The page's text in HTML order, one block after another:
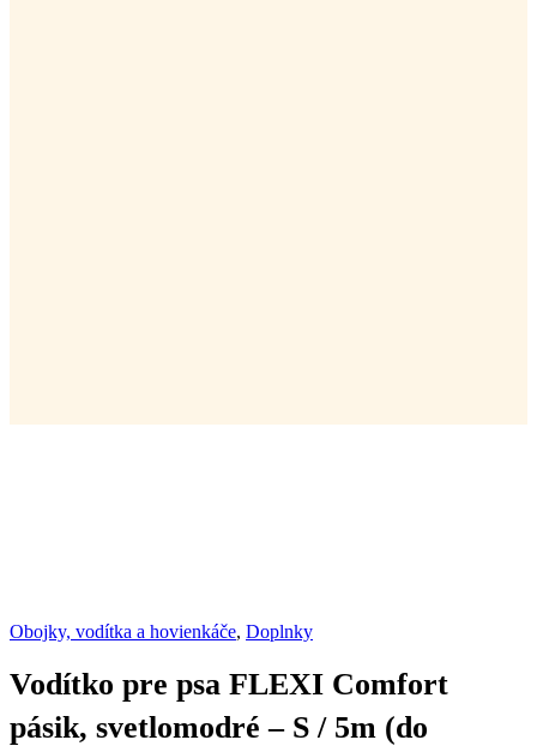
Obojky, vodítka a hovienkáče, Doplnky
Vodítko pre psa FLEXI Comfort
pásik, svetlomodré – S / 5m (do